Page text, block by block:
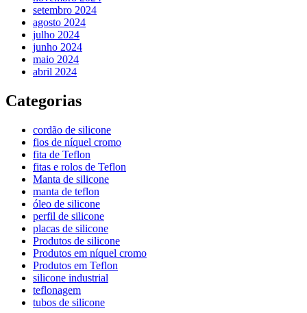
setembro 2024
agosto 2024
julho 2024
junho 2024
maio 2024
abril 2024
Categorias
cordão de silicone
fios de níquel cromo
fita de Teflon
fitas e rolos de Teflon
Manta de silicone
manta de teflon
óleo de silicone
perfil de silicone
placas de silicone
Produtos de silicone
Produtos em níquel cromo
Produtos em Teflon
silicone industrial
teflonagem
tubos de silicone